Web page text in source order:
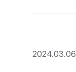
2024.03.06